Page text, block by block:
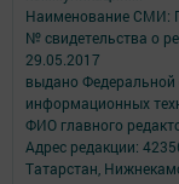
Наименование СМИ:
№ свидетельства о
29.05.2017
выдано Федеральной
информационных
ФИО главного
Адрес редакции:
Татарстан,